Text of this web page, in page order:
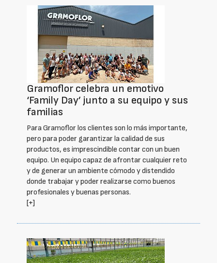
Gramoflor celebra un emotivo
‘Family Day’ junto a su equipo y sus
familias
Para Gramoflor los clientes son lo más importante,
pero para poder garantizar la calidad de sus
productos, es imprescindible contar con un buen
equipo. Un equipo capaz de afrontar cualquier reto
y de generar un ambiente cómodo y distendido
donde trabajar y poder realizarse como buenos
profesionales y buenas personas.
[+]